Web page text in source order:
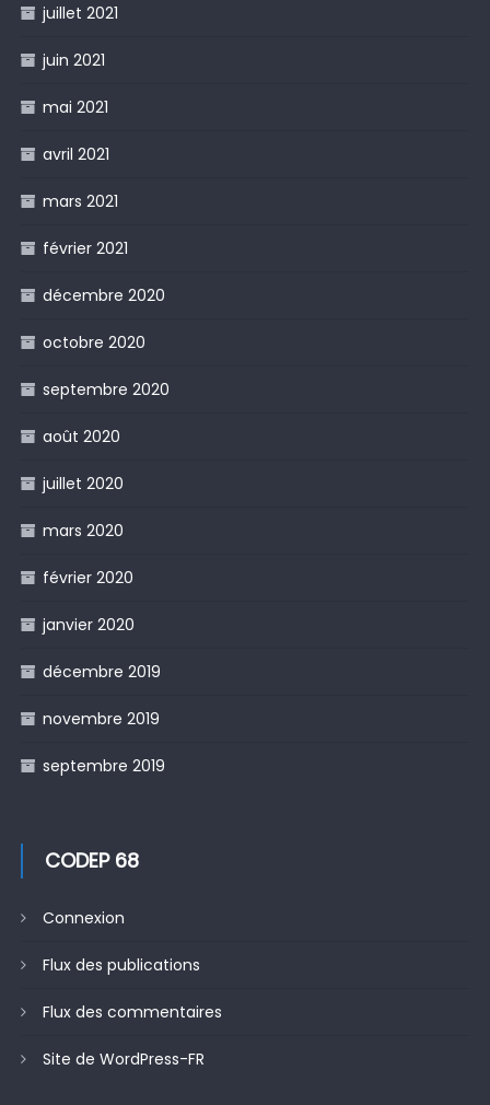
juillet 2021
juin 2021
mai 2021
avril 2021
mars 2021
février 2021
décembre 2020
octobre 2020
septembre 2020
août 2020
juillet 2020
mars 2020
février 2020
janvier 2020
décembre 2019
novembre 2019
septembre 2019
CODEP 68
Connexion
Flux des publications
Flux des commentaires
Site de WordPress-FR